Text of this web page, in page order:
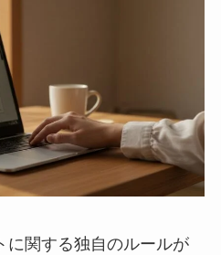
に関する独自のルールが